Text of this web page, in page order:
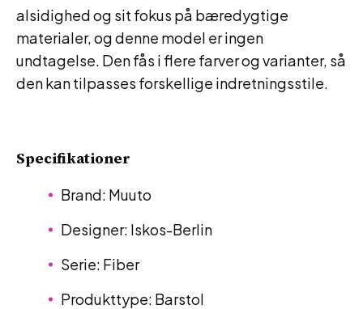
alsidighed og sit fokus på bæredygtige
materialer, og denne model er ingen
undtagelse. Den fås i flere farver og varianter, så
den kan tilpasses forskellige indretningsstile.
Specifikationer
Brand: Muuto
Designer: Iskos-Berlin
Serie: Fiber
Produkttype: Barstol